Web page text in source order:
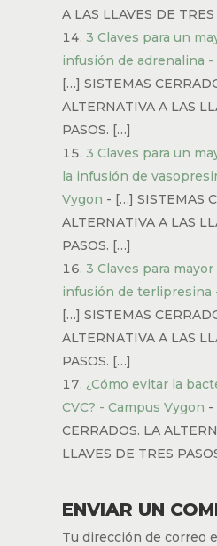
A LAS LLAVES DE
3 Claves para un
infusión de adrenalina -
[…] SISTEMAS
ALTERNATIVA A LAS
PASOS. […]
3 Claves para un
la infusión de
Vygon - […] SISTEMAS
ALTERNATIVA A LAS
PASOS. […]
3 Claves para
infusión de terlipresina
[…] SISTEMAS
ALTERNATIVA A LAS
PASOS. […]
¿Cómo evitar la
CVC? - Campus Vygon -
CERRADOS. LA
LLAVES DE TRES
ENVIAR UN
Tu dirección de correo